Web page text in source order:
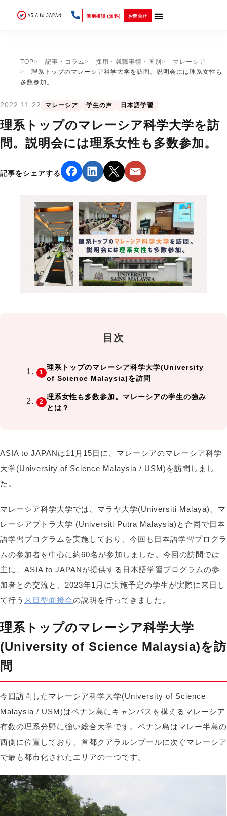
個別相談 (無料) お問合せ
TOP 記事・コラム 採用・就職事情・国別
マレーシア
理系トップのマレーシア科学大学を訪問。説明会には理系女性も
多数参加。
2022.11.22 マレーシア 学生の声 日本語学習
理系トップのマレーシア科学大学を訪
問。説明会には理系女性も多数参加。
記事をシェアする
目次
理系トップのマレーシア科学大学(University
of Science Malaysia)を訪問
理系女性も多数参加。マレーシアの学生の強み
とは？
ASIA to JAPANは11月15日に、マレーシアのマレーシア科学
大学(University of Science Malaysia / USM)を訪問しまし
た。
マレーシア科学大学では、マラヤ大学(Universiti Malaya)、マ
レーシアプトラ大学 (Universiti Putra Malaysia)と合同で日本
語学習プログラムを実施しており、今回も日本語学習プログラ
ムの参加者を中心に約60名が参加しました。今回の訪問では
主に、ASIA to JAPANが提供する日本語学習プログラムの参
加者との交流と、2023年1月に実施予定の学生が実際に来日し
て行う 来日型面接会の説明を行ってきました。
理系トップのマレーシア科学大学
(University of Science Malaysia)を訪
問
今回訪問したマレーシア科学大学(University of Science
Malaysia / USM)はペナン島にキャンパスを構えるマレーシア
有数の理系分野に強い総合大学です。ペナン島はマレー半島の
西側に位置しており、首都クアラルンプールに次ぐマレーシア
で最も都市化されたエリアの一つです。